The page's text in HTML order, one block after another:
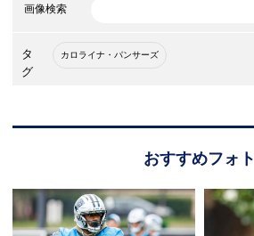
画像検索
タ
グ
カロライナ・パンサーズ
おすすめフォト